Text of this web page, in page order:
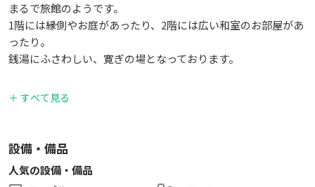
まるで旅館のようです。
1階には縁側やお庭があったり、2階には広い和室のお部屋があ
ったり。
銭湯にふさわしい、寛ぎの場となっております。
当時のままの2階のお部屋は全部屋和室です。
自然光が心地よいスペースです。
銭湯の窓からは、地元の小さな商店街の生活音を耳にすること
＋ すべて見る
設備・備品
人気の設備・備品